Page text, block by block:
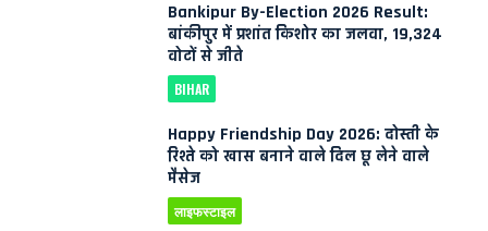
Bankipur By-Election 2026 Result:
बांकीपुर में प्रशांत किशोर का जलवा, 19,324
वोटों से जीते
BIHAR
Happy Friendship Day 2026: दोस्ती के
रिश्ते को खास बनाने वाले दिल छू लेने वाले
मैसेज
लाइफस्टाइल